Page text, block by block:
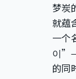
梦炭
就蕴
一个
이
的同